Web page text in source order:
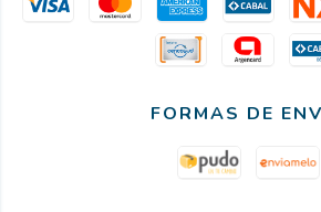
FORMAS DE